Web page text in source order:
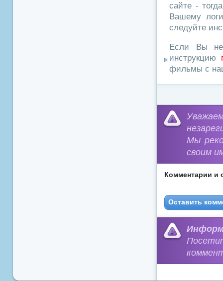
сайте -
Вашему
следуйте
Если Вы не
инструкцию
фильмы с
Мы
своим
Комментарии
Оставить